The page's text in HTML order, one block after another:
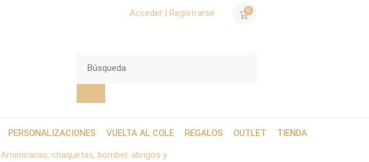
Acceder | Registrarse 0
PERSONALIZACIONES VUELTA AL COLE REGALOS OUTLET TIENDA
Americanas, chaquetas, bomber, abrigos y